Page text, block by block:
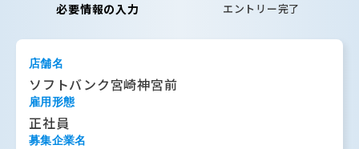
必要情報の入力 エントリー完了
店舗名
ソフトバンク宮崎神宮前
雇用形態
正社員
募集企業名